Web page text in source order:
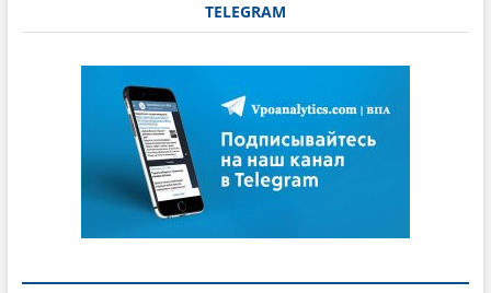
TELEGRAM